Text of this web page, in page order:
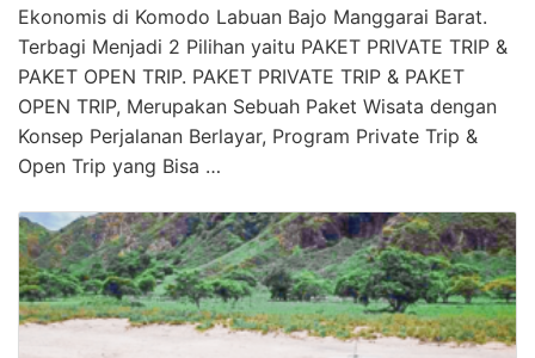
Ekonomis di Komodo Labuan Bajo Manggarai Barat.
Terbagi Menjadi 2 Pilihan yaitu PAKET PRIVATE TRIP &
PAKET OPEN TRIP. PAKET PRIVATE TRIP & PAKET
OPEN TRIP, Merupakan Sebuah Paket Wisata dengan
Konsep Perjalanan Berlayar, Program Private Trip &
Open Trip yang Bisa …